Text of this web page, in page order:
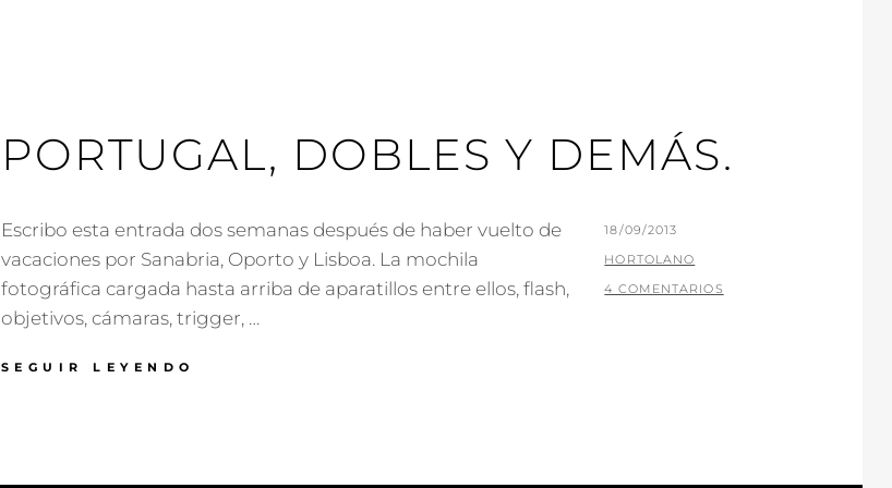
PORTUGAL, DOBLES Y DEMÁS.
Escribo esta entrada dos semanas después de haber vuelto de
vacaciones por Sanabria, Oporto y Lisboa. La mochila
fotográfica cargada hasta arriba de aparatillos entre ellos, flash,
objetivos, cámaras, trigger, …
SEGUIR LEYENDO
PUBLICADO
EL
18/09/2013
POR
HORTOLANO
4 COMENTARIOS